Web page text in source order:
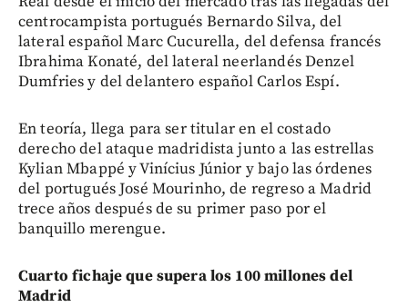
centrocampista portugués Bernardo Silva, del
lateral español Marc Cucurella, del defensa francés
Ibrahima Konaté, del lateral neerlandés Denzel
Dumfries y del delantero español Carlos Espí.
En teoría, llega para ser titular en el costado
derecho del ataque madridista junto a las estrellas
Kylian Mbappé y Vinícius Júnior y bajo las órdenes
del portugués José Mourinho, de regreso a Madrid
trece años después de su primer paso por el
banquillo merengue.
Cuarto fichaje que supera los 100 millones del
Madrid